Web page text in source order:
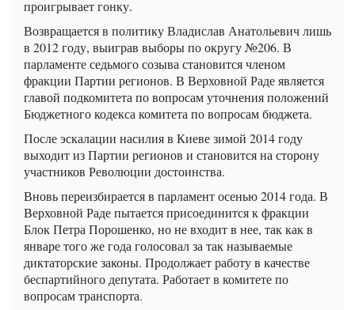
проигрывает гонку.
Возвращается в политику Владислав Анатольевич лишь
в 2012 году, выиграв выборы по округу №206. В
парламенте седьмого созыва становится членом
фракции Партии регионов. В Верховной Раде является
главой подкомитета по вопросам уточнения положений
Бюджетного кодекса комитета по вопросам бюджета.
После эскалации насилия в Киеве зимой 2014 году
выходит из Партии регионов и становится на сторону
участников Революции достоинства.
Вновь переизбирается в парламент осенью 2014 года. В
Верховной Раде пытается присоединится к фракции
Блок Петра Порошенко, но не входит в нее, так как в
январе того же года голосовал за так называемые
диктаторские законы. Продолжает работу в качестве
беспартийного депутата. Работает в комитете по
вопросам транспорта.